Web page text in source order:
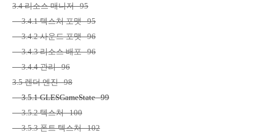
3.4리소스 매니저95
3.4.1텍스처 포맷95
3.4.2사운드 포맷96
3.4.3리소스 배포96
3.4.4관리96
3.5렌더 엔진98
3.5.1 GLESGameState 99
3.5.2텍스처100
3.5.3폰트 텍스처102